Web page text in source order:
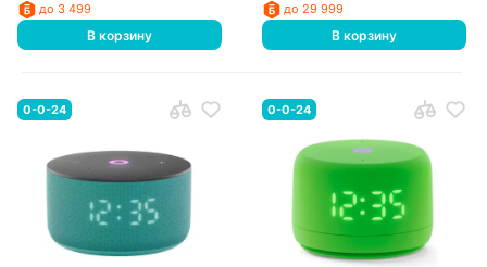
до 3 499
В корзину
до 29 999
В корзину
0-0-24 0-0-24